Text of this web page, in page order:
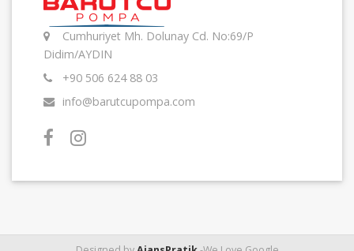
Cumhuriyet Mh. Dolunay Cd. No:69/P
Didim/AYDIN
+90 506 624 88 03
info@barutcupompa.com